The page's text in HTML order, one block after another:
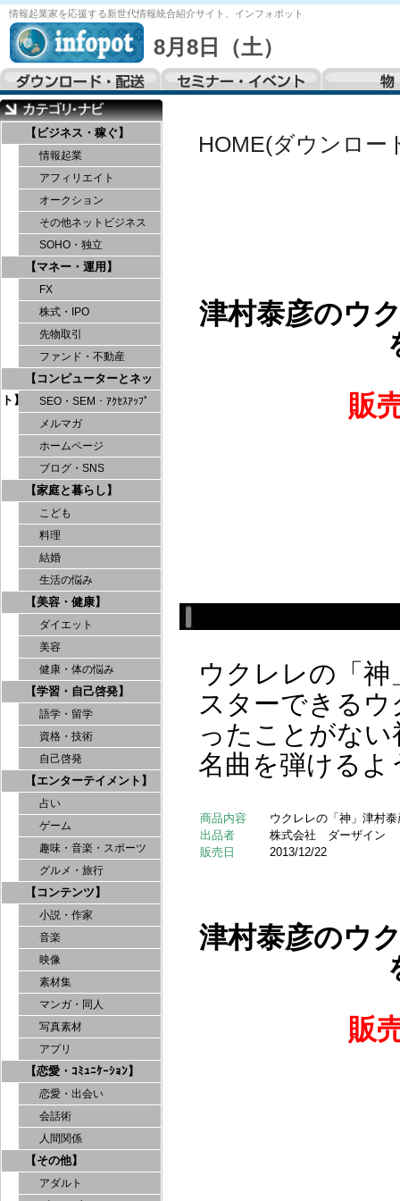
情報起業家を応援する新世代情報統合紹介サイト、 インフォポット
8月8日（土）
【ビジネス・稼ぐ】
情報起業
アフィリエイト
オークション
その他ネットビジネス
SOHO・独立
【マネー・運用】
FX
株式・IPO
先物取引
ファンド・不動産
【コンピューターとネッ
ト】
SEO・SEM・ｱｸｾｽｱｯﾌﾟ
メルマガ
ホームページ
ブログ・SNS
【家庭と暮らし】
こども
料理
結婚
生活の悩み
【美容・健康】
ダイエット
美容
健康・体の悩み
【学習・自己啓発】
語学・留学
資格・技術
自己啓発
【エンターテイメント】
占い
ゲーム
趣味・音楽・スポーツ
グルメ・旅行
【コンテンツ】
小説・作家
音楽
映像
素材集
マンガ・同人
写真素材
アプリ
【恋愛・ｺﾐｭﾆｹｰｼｮﾝ】
恋愛・出会い
会話術
人間関係
【その他】
アダルト
HOME(ダウンロー
津村泰彦のウ
販
ウクレレの「
スターできる
ったことがな
名曲を弾けるよ
商品内容
ウクレレの「神」津村
出品者
株式会社 ダーザイン
販売日
2013/12/22
津村泰彦のウ
販